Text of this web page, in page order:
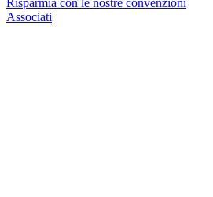
Risparmia con le nostre convenzioni
Associati